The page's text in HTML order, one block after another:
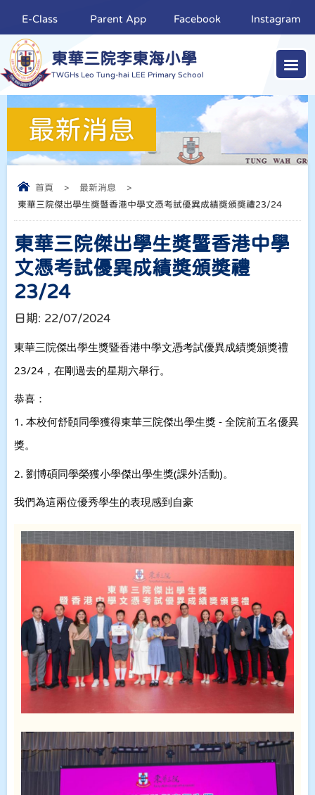
東華三院李東海小學
TWGHs Leo Tung-hai LEE Primary School
E-Class Parent App Facebook Instagram
最新消息
首頁 > 最新消息
>
東華三院傑出學生獎暨香港中學文憑考試優異成績獎頒獎禮23/24
東華三院傑出學生獎暨香港中學
文憑考試優異成績獎頒獎禮
23/24
日期: 22/07/2024
東華三院傑出學生獎暨香港中學文憑考試優異成績獎頒獎禮
23/24，在剛過去的星期六舉行。
恭喜：
1. 本校何舒頣同學獲得東華三院傑出學生獎 - 全院前五名優異
獎。
2. 劉博碩同學榮獲小學傑出學生獎(課外活動)。
我們為這兩位優秀學生的表現感到自豪